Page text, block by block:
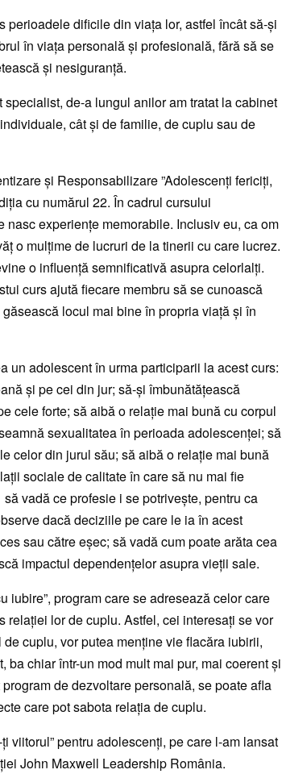
dificile din viața lor, astfel încât să-și
în viața personală și profesională, fără să se
și nesiguranță.
de-a lungul anilor am tratat la cabinet
cât și de familie, de cuplu sau de
și Responsabilizare ”Adolescenți fericiți,
cu numărul 22. În cadrul cursului
nasc experiențe memorabile. Inclusiv eu, ca om
o mulțime de lucruri de la tinerii cu care lucrez.
o influență semnificativă asupra celorlalți.
curs ajută fiecare membru să se cunoască
locul mai bine în propria viață și în
un adolescent în urma participarii la acest curs:
și pe cei din jur; să-și îmbunătățească
cele forte; să aibă o relație mai bună cu corpul
sexualitatea în perioada adolescenței; să
celor din jurul său; să aibă o relație mai bună
sociale de calitate în care să nu mai fie
vadă ce profesie i se potrivește, pentru ca
dacă deciziile pe care le ia în acest
sau către eșec; să vadă cum poate arăta cea
impactul dependențelor asupra vieții sale.
iubire”, program care se adresează celor care
relației lor de cuplu. Astfel, cei interesați se vor
cuplu, vor putea menține vie flacăra iubirii,
ba chiar într-un mod mult mai pur, mai coerent şi
de dezvoltare personală, se poate afla
care pot sabota relația de cuplu.
viitorul” pentru adolescenți, pe care l-am lansat
John Maxwell Leadership România.